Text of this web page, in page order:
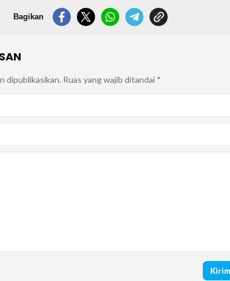
Bagikan
dipublikasikan. Ruas yang wajib ditandai *